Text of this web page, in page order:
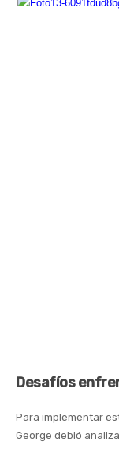
Desafíos
Para implementar
George debió